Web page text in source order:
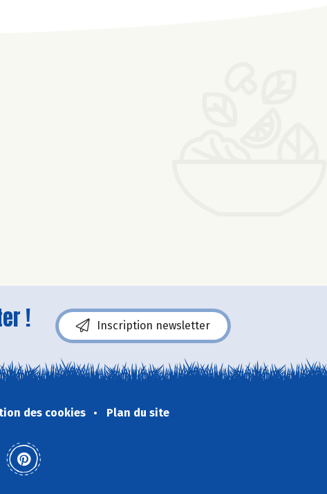
! Inscription newsletter
des cookies Plan du site